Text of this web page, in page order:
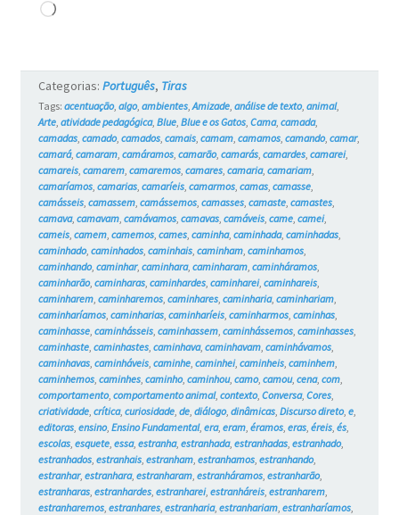
Carregando...
Categorias: Português, Tiras
Tags: acentuação, algo, ambientes, Amizade, análise de texto, animal,
Arte, atividade pedagógica, Blue, Blue e os Gatos, Cama, camada,
camadas, camado, camados, camais, camam, camamos, camando, camar,
camará, camaram, camáramos, camarão, camarás, camardes, camarei,
camareis, camarem, camaremos, camares, camaria, camariam,
camaríamos, camarias, camaríeis, camarmos, camas, camasse,
camásseis, camassem, camássemos, camasses, camaste, camastes,
camava, camavam, camávamos, camavas, camáveis, came, camei,
cameis, camem, camemos, cames, caminha, caminhada, caminhadas,
caminhado, caminhados, caminhais, caminham, caminhamos,
caminhando, caminhar, caminhara, caminharam, caminháramos,
caminharão, caminharas, caminhardes, caminharei, caminhareis,
caminharem, caminharemos, caminhares, caminharia, caminhariam,
caminharíamos, caminharias, caminharíeis, caminharmos, caminhas,
caminhasse, caminhásseis, caminhassem, caminhássemos, caminhasses,
caminhaste, caminhastes, caminhava, caminhavam, caminhávamos,
caminhavas, caminháveis, caminhe, caminhei, caminheis, caminhem,
caminhemos, caminhes, caminho, caminhou, camo, camou, cena, com,
comportamento, comportamento animal, contexto, Conversa, Cores,
criatividade, crítica, curiosidade, de, diálogo, dinâmicas, Discurso direto, e,
editoras, ensino, Ensino Fundamental, era, eram, éramos, eras, éreis, és,
escolas, esquete, essa, estranha, estranhada, estranhadas, estranhado,
estranhados, estranhais, estranham, estranhamos, estranhando,
estranhar, estranhara, estranharam, estranháramos, estranharão,
estranharas, estranhardes, estranharei, estranháreis, estranharem,
estranharemos, estranhares, estranharia, estranhariam, estranharíamos,